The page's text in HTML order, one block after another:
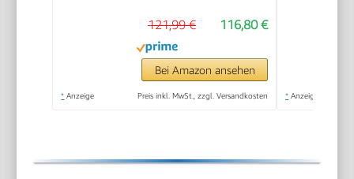
Flasche, 1x 0,85l
Wasserflasche +
Reinigungspulver),
schwarz, 31947K00
116,80 €
121,99 €
Bei Amazon ansehen
* Anzeige Preis inkl. MwSt., zzgl. Versandkosten * Anzeige